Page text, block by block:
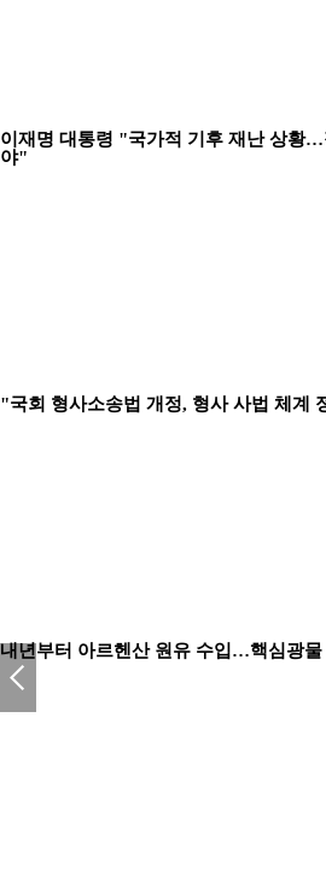
이재명 대통령 "국가적 기후 재난 상황
야"
"국회 형사소송법 개정, 형사 사법 체계
내년부터 아르헨산 원유 수입…핵심광물